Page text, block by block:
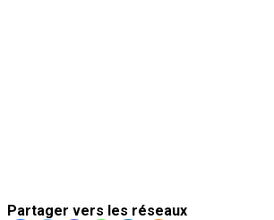
Partager vers les réseaux